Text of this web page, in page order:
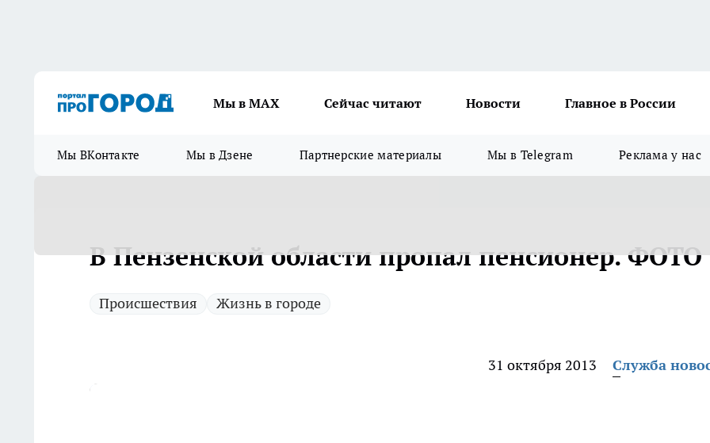
Мы в МАХ Сейчас читают Новости Главное в России
Мы ВКонтакте Мы в Дзене Партнерские материалы Мы в Telegram Реклама у нас
В Пензенской области пропал пенсионер. ФОТО
Происшествия Жизнь в городе
31 октября 2013 Служба